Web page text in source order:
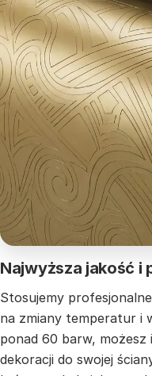
Najwyższa jakość i
Stosujemy profesjonalne
na zmiany temperatur i
ponad 60 barw, możesz
dekoracji do swojej